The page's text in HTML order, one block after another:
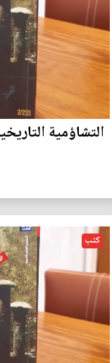
التشاؤمية
كتب